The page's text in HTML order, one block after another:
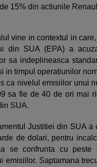
15% din actiunile
vine in contextul in
din SUA (EPA) a
sa indeplineasca
in timpul operatiunilor
ca nivelul emisiilor unui
sa fie de 40 de ori mai
SUA.
Justitiei din SUA
de dolari, pentru
se confrunta cu
emisiilor. Saptamana